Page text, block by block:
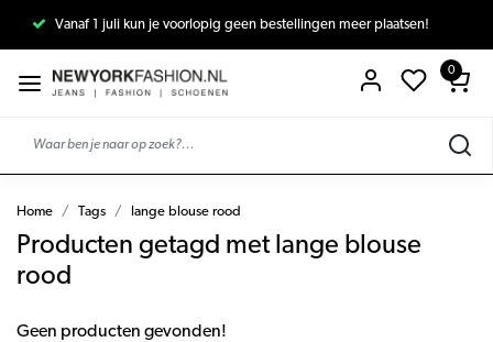
Vanaf 1 juli kun je voorlopig geen bestellingen meer plaatsen!
0
Home Tags lange blouse rood
Producten getagd met lange blouse
rood
Geen producten gevonden!